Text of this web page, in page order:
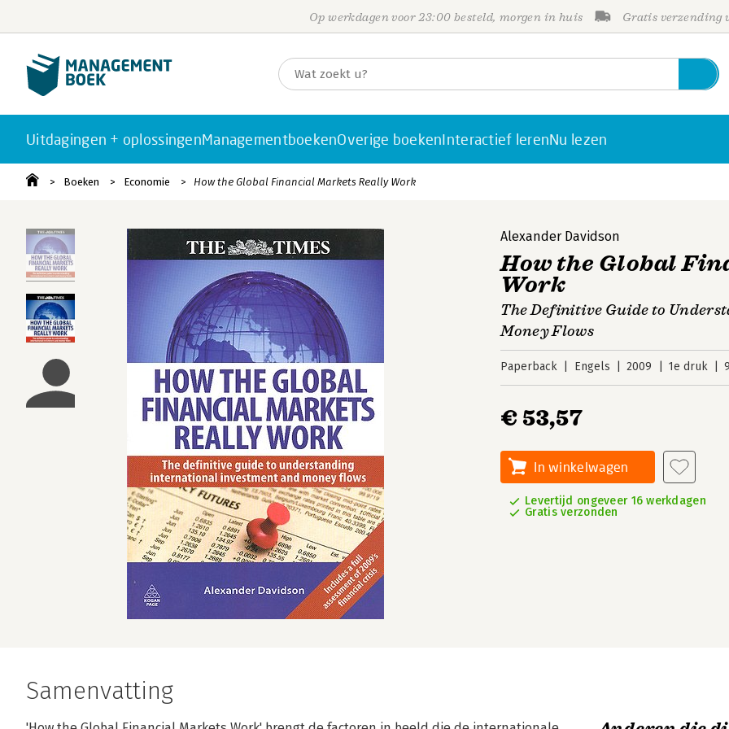
Op werkdagen voor 23:00 besteld, morgen in huis Gratis verzending
Uitdagingen + oplossingenManagementboekenOverige boekenInteractief lerenNu lezen
Boeken Economie How the Global Financial Markets Really Work
Alexander Davidson
How the Global
Work
The Definitive Guide to
Money Flows
Paperback Engels 2009 1e druk
€ 53,57
In winkelwagen
Levertijd ongeveer 16 werkdagen
Gratis verzonden
Samenvatting